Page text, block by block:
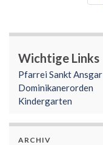
Wichtige Links
Pfarrei Sankt Ansgar
Dominikanerorden
Kindergarten
ARCHIV